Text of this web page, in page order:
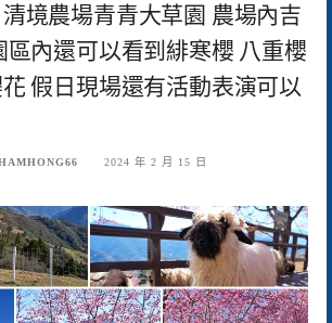
清境農場青青大草園 農場內吉
區內還可以看到緋寒櫻 八重櫻
假日現場還有活動表演可以
2024 年 2 月 15 日